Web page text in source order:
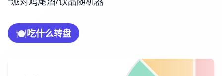
🍽️吃什么转盘